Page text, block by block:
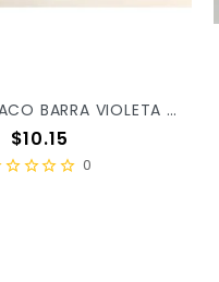
PLASTILINA BACO BARRA VIOLETA 63 X/100
Precio
$10.15
0